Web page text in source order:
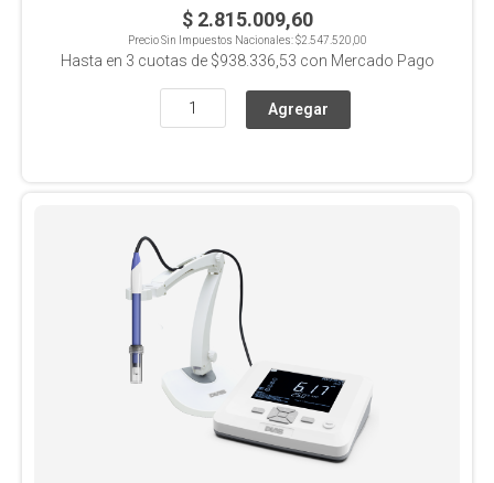
$ 2.815.009,60
Precio Sin Impuestos Nacionales:$2.547.520,00
Hasta en 3 cuotas de $938.336,53 con Mercado Pago